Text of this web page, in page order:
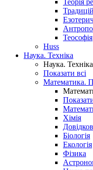
Теорія
Теософія
Huss
Наука. Техніка
Наука. Техніка
Показати всі
Математика.
Хімія
Біологія
Екологія
Фізика